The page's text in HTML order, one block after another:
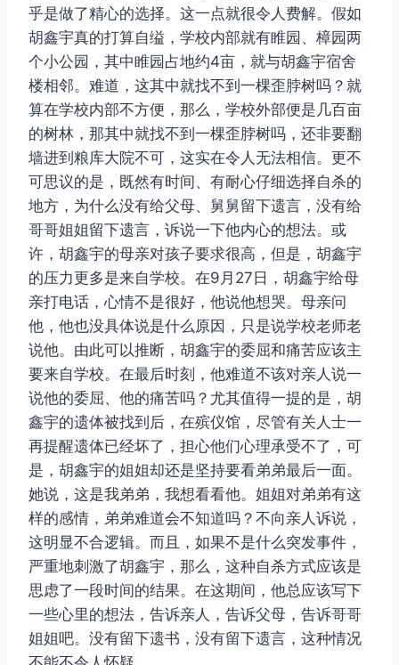
乎是做了精心的选择。这一点就很令人费解。假如
胡鑫宇真的打算自缢，学校内部就有睢园、樟园两
个小公园，其中睢园占地约4亩，就与胡鑫宇宿舍
楼相邻。难道，这其中就找不到一棵歪脖树吗？就
算在学校内部不方便，那么，学校外部便是几百亩
的树林，那其中就找不到一棵歪脖树吗，还非要翻
墙进到粮库大院不可，这实在令人无法相信。更不
可思议的是，既然有时间、有耐心仔细选择自杀的
地方，为什么没有给父母、舅舅留下遗言，没有给
哥哥姐姐留下遗言，诉说一下他内心的想法。或
许，胡鑫宇的母亲对孩子要求很高，但是，胡鑫宇
的压力更多是来自学校。在9月27日，胡鑫宇给母
亲打电话，心情不是很好，他说他想哭。母亲问
他，他也没具体说是什么原因，只是说学校老师老
说他。由此可以推断，胡鑫宇的委屈和痛苦应该主
要来自学校。在最后时刻，他难道不该对亲人说一
说他的委屈、他的痛苦吗？尤其值得一提的是，胡
鑫宇的遗体被找到后，在殡仪馆，尽管有关人士一
再提醒遗体已经坏了，担心他们心理承受不了，可
是，胡鑫宇的姐姐却还是坚持要看弟弟最后一面。
她说，这是我弟弟，我想看看他。姐姐对弟弟有这
样的感情，弟弟难道会不知道吗？不向亲人诉说，
这明显不合逻辑。而且，如果不是什么突发事件，
严重地刺激了胡鑫宇，那么，这种自杀方式应该是
思虑了一段时间的结果。在这期间，他总应该写下
一些心里的想法，告诉亲人，告诉父母，告诉哥哥
姐姐吧。没有留下遗书，没有留下遗言，这种情况